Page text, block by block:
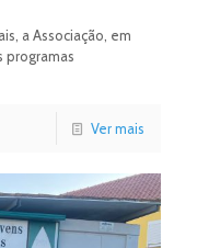
a Associação, em
programas
Ver mais